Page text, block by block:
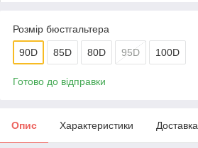
Розмір бюстгальтера
90D 85D 80D 95D 100D
Готово до відправки
Опис Характеристики Доставка